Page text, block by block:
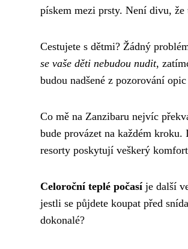
pískem mezi prsty. Není divu,
Cestujete s dětmi? Žádný
se vaše děti nebudou nudit,
budou nadšené z pozorování
Co mě na Zanzibaru nejvíc
bude provázet na každém
resorty poskytují veškerý
Celoroční teplé počasíje další
jestli se půjdete koupat před
dokonalé?